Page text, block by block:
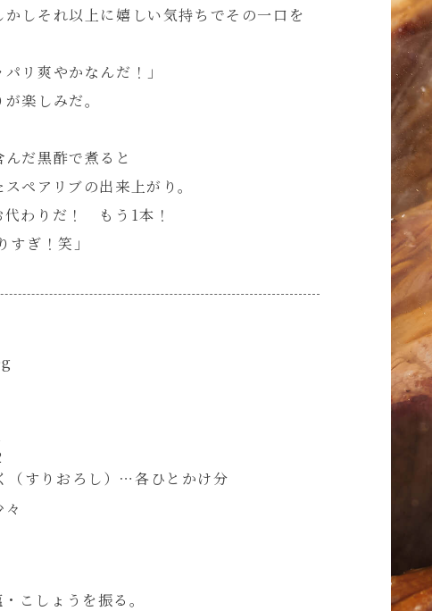
しそれ以上に嬉しい気持ちでその一口を
パリ爽やかなんだ！」
楽しみだ。
だ黒酢で煮ると
ペアリブの出来上がり。
代わりだ！ もう1本！
ぎ！笑」
すりおろし）
各ひとかけ分
々
こしょうを振る。